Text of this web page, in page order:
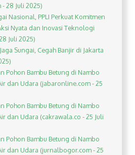
28 Juli 2025)
Nasional, PPLI Perkuat Komitmen
Nyata dan Inovasi Teknologi
Juli 2025)
Sungai, Cegah Banjir di Jakarta
Pohon Bambu Betung di Nambo
dan Udara (jabaronline.com - 25
Pohon Bambu Betung di Nambo
dan Udara (cakrawala.co - 25 Juli
Pohon Bambu Betung di Nambo
dan Udara (jurnalbogor.com - 25